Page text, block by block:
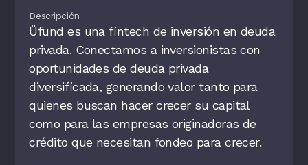
Descripción
Üfund es una fintech de inversión en deuda
privada. Conectamos a inversionistas con
oportunidades de deuda privada
diversificada, generando valor tanto para
quienes buscan hacer crecer su capital
como para las empresas originadoras de
crédito que necesitan fondeo para crecer.